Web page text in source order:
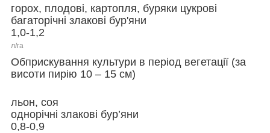
горох, плодові, картопля, буряки цукрові
багаторічні злакові бур'яни
1,0-1,2
л/га
Обприскування культури в період вегетації (за
висоти пирію 10 – 15 см)
льон, соя
однорічні злакові бур’яни
0,8-0,9